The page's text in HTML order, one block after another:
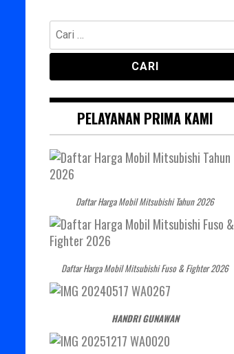
Cari
untuk:
PELAYANAN PRIMA KAMI
Daftar Harga Mobil Mitsubishi Tahun 2026
Daftar Harga Mobil Mitsubishi Fuso & Fighter 2026
HANDRI GUNAWAN